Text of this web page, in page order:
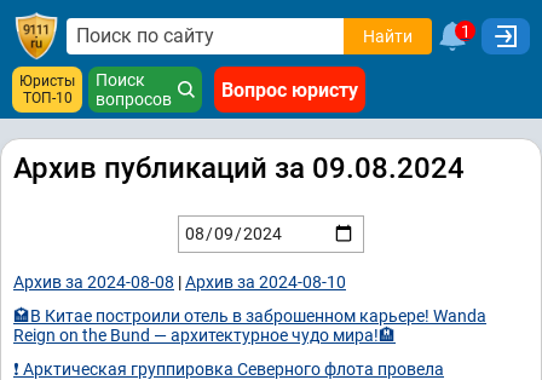
Найти 1
Юристы
ТОП-10
Поиск
вопросов
Вопрос юристу
Архив публикаций за 09.08.2024
Архив за 2024-08-08 |Архив за 2024-08-10
🏩В Китае построили отель в заброшенном карьере! Wanda
Reign on the Bund — архитектурное чудо мира!🏨
❗ Арктическая группировка Северного флота провела